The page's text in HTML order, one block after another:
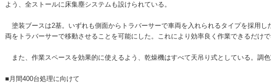
よう、全ストールに床集塵システムも設けられている。
塗装ブースは2基。いずれも側面からトラバーサーで車両を入れられるタイプを採用
両をトラバーサーで移動させることを可能にした。これにより効率良く作業できるだけ
また、作業スペースを効果的に使えるよう、乾燥機はすべて天吊り式としている。調
■月間400台処理に向けて